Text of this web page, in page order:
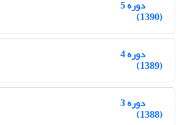
دوره 5
(1390)
دوره 4
(1389)
دوره 3
(1388)